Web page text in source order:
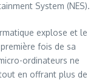
System (NES).
explose et le
fois de sa
ordinateurs ne
en offrant plus de